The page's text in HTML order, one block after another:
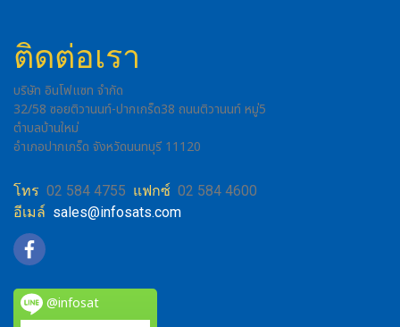
ติดต่อเรา
บริษัท อินโฟแซท จำกัด
32/58 ซอยติวานนท์-ปากเกร็ด38 ถนนติวานนท์ หมู่5
ตำบลบ้านใหม่
อำเภอปากเกร็ด จังหวัดนนทบุรี 11120
โทร 02 584 4755 แฟกซ์ 02 584 4600
อีเมล์ sales@infosats.com
@infosat